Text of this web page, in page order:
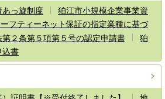
あっ旋制度
狛江市小規模企業事業資
フティーネット保証の指定業種に基づ
２条第５項第５号の認定申請書
狛
込書